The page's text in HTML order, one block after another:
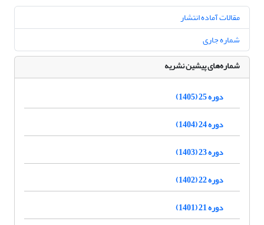
مقالات آماده انتشار
شماره جاری
شماره‌های پیشین نشریه
دوره 25 (1405)
دوره 24 (1404)
دوره 23 (1403)
دوره 22 (1402)
دوره 21 (1401)